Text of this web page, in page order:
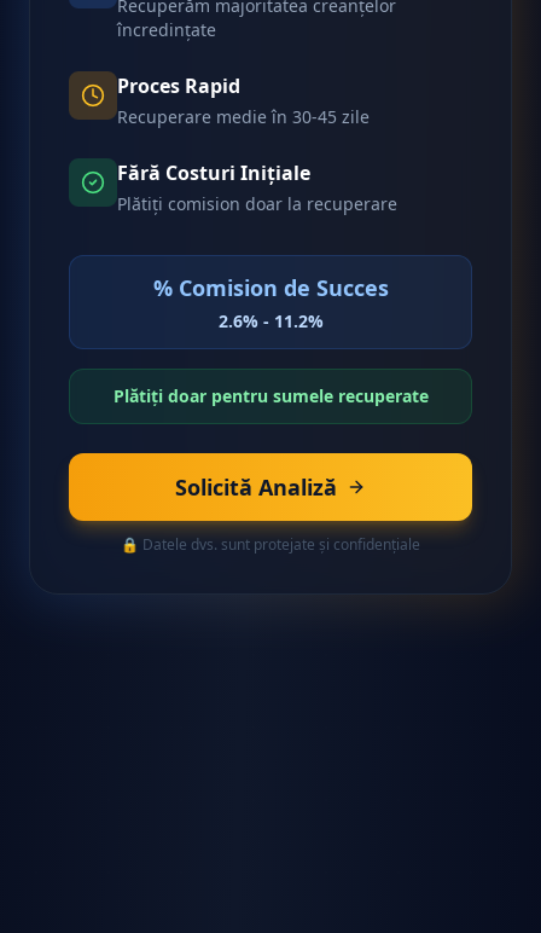
Recuperăm majoritatea creanțelor
încredințate
Proces Rapid
Recuperare medie în 30-45 zile
Fără Costuri Inițiale
Plătiți comision doar la recuperare
% Comision de Succes
2.6% - 11.2%
Plătiți doar pentru sumele recuperate
Solicită Analiză
🔒 Datele dvs. sunt protejate și confidențiale